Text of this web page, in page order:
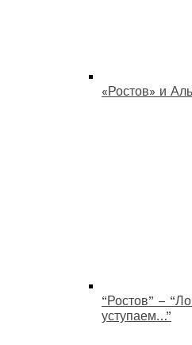
«Ростов» и
“Ростов” –
уступаем…”